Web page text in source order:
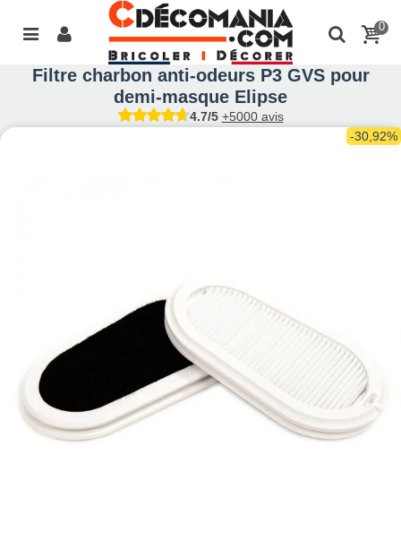
0
Filtre charbon anti-odeurs P3 GVS pour
demi-masque Elipse
4.7/5 +5000 avis
-30,92%